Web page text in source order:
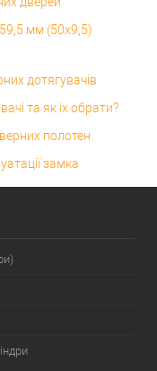
мм (50x9,5)
дотягувачів
та як їх обрати?
полотен
замка